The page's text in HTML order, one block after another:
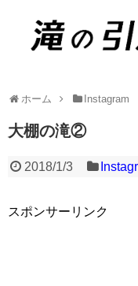
ホーム Instagram
大棚の滝②
2018/1/3
スポンサーリンク